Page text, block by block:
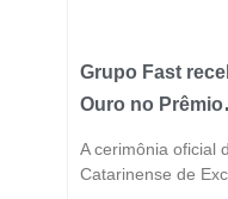
Grupo Fast
Ouro no Prêmio
Excelência 2025
A cerimônia oficial
Catarinense de